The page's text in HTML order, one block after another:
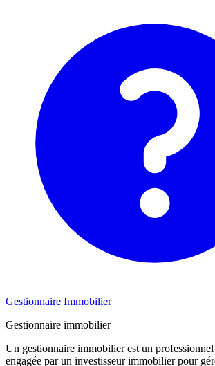
Gestionnaire Immobilier
Gestionnaire immobilier
Un gestionnaire immobilier est un
engagée par un investisseur immobilier pour